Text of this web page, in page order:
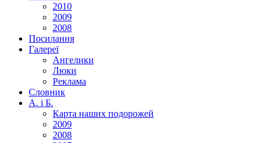
2010
2009
2008
Посилання
Галереї
Ангелики
Люки
Реклама
Словник
А. і Б.
Карта наших подорожей
2009
2008